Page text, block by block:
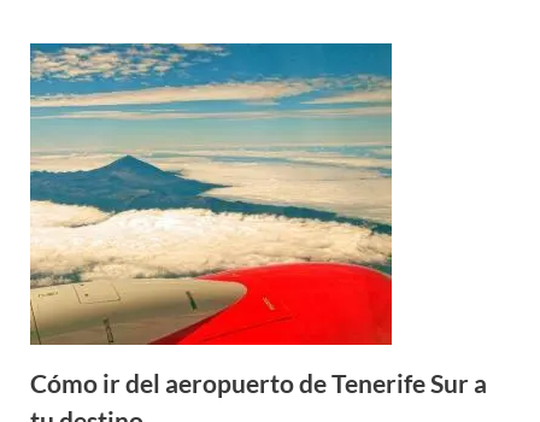
Cómo ir del aeropuerto de Tenerife Sur a